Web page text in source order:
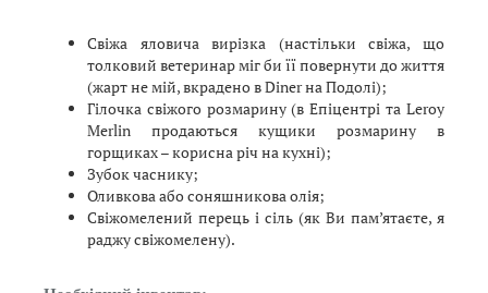
Свіжа яловича вирізка (настільки свіжа, що
толковий ветеринар міг би її повернути до життя
(жарт не мій, вкрадено в Diner на Подолі);
Гілочка свіжого розмарину (в Епіцентрі та Leroy
Merlin продаються кущики розмарину в
горщиках – корисна річ на кухні);
Зубок часнику;
Оливкова або соняшникова олія;
Свіжомелений перець і сіль (як Ви пам’ятаєте, я
раджу свіжомелену).